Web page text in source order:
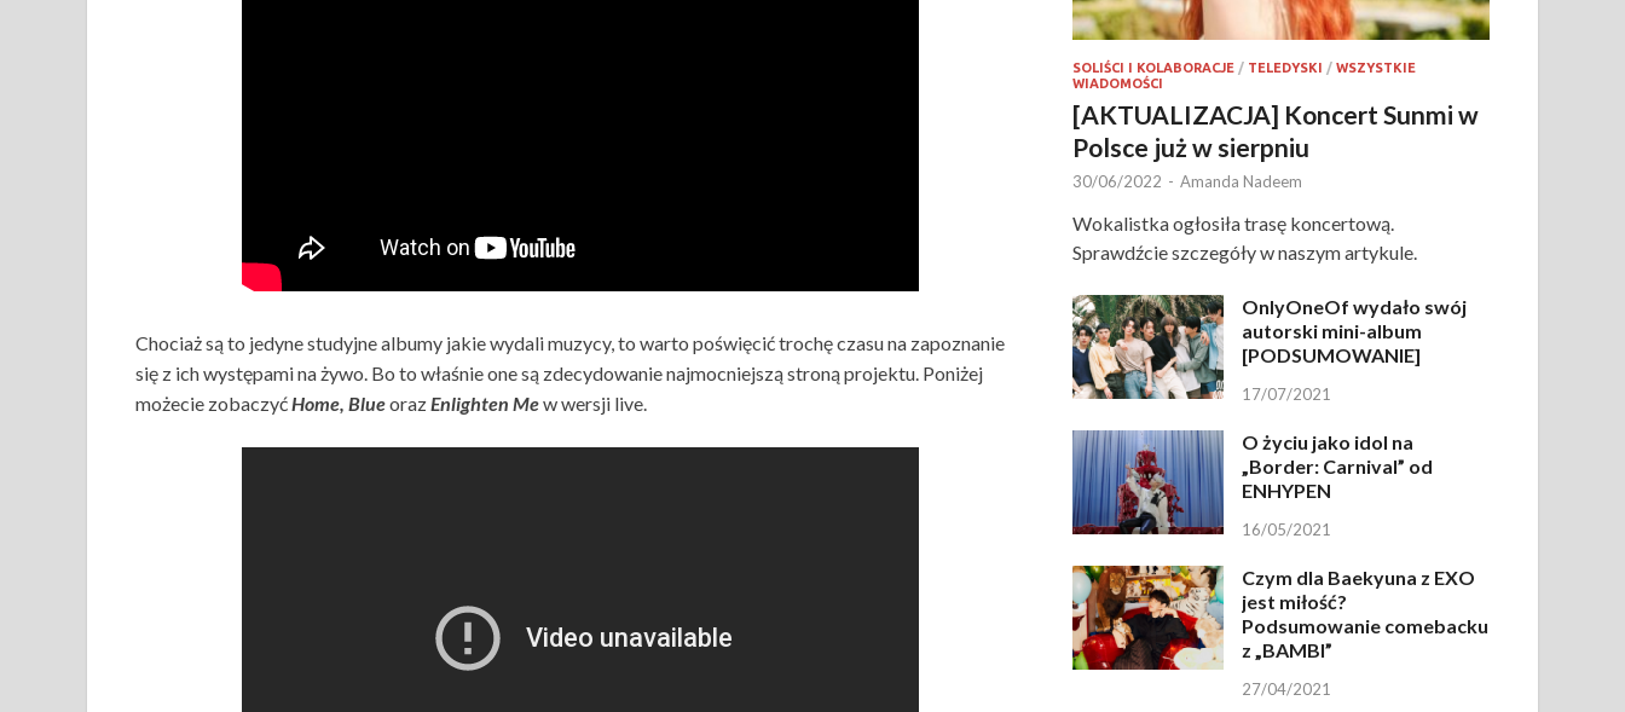
Chociaż są to jedyne studyjne albumy jakie wydali muzycy, to warto poświęcić trochę czasu na zapoznanie
się z ich występami na żywo. Bo to właśnie one są zdecydowanie najmocniejszą stroną projektu. Poniżej
możecie zobaczyćHome, BlueorazEnlighten Mew wersji live.
SOLIŚCI I KOLABORACJE / TELEDYSKI /WSZYSTKIE
WIADOMOŚCI
[AKTUALIZACJA] Koncert Sunmi w
Polsce już w sierpniu
30/06/2022 - Amanda Nadeem
Wokalistka ogłosiła trasę koncertową.
Sprawdźcie szczegóły w naszym artykule.
OnlyOneOf wydało swój
autorski mini-album
[PODSUMOWANIE]
17/07/2021
O życiu jako idol na
„Border: Carnival” od
ENHYPEN
16/05/2021
Czym dla Baekyuna z EXO
jest miłość?
Podsumowanie comebacku
z „BAMBI”
27/04/2021